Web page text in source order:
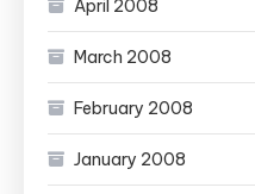
April 2008
March 2008
February 2008
January 2008